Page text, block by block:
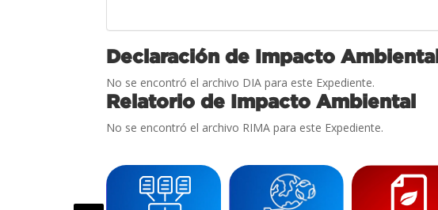
Declaración de Impacto
No se encontró el archivo DIA para este Expediente.
Relatorio de Impacto Ambiental
No se encontró el archivo RIMA para este Expediente.